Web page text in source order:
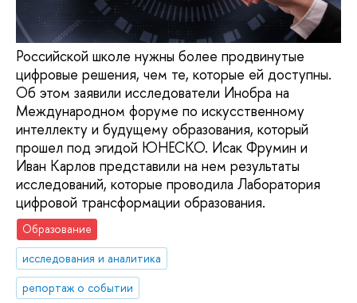
Российской школе нужны более продвинутые
цифровые решения, чем те, которые ей доступны.
Об этом заявили исследователи Инобра на
Международном форуме по искусственному
интеллекту и будущему образования, который
прошел под эгидой ЮНЕСКО. Исак Фрумин и
Иван Карлов представили на нем результаты
исследований, которые проводила Лаборатория
цифровой трансформации образования.
Образование
исследования и аналитика
репортаж о событии